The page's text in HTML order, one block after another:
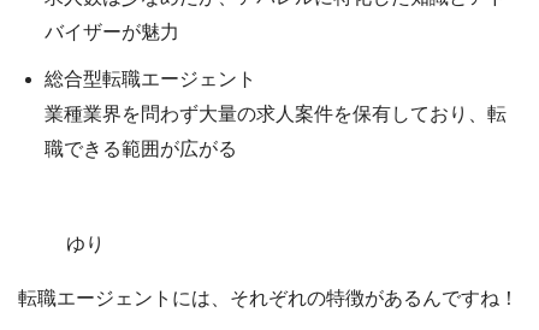
バイザーが魅力
総合型転職エージェント
業種業界を問わず大量の求人案件を保有しており、転
職できる範囲が広がる
ゆり
転職エージェントには、それぞれの特徴があるんですね！